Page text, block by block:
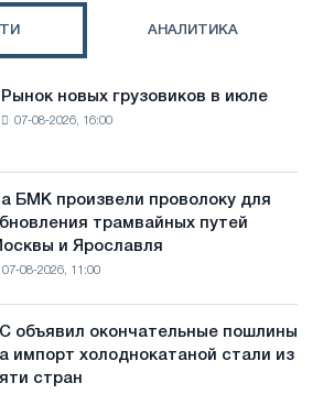
АНАЛИТИКА
Рынок новых грузовиков в июле
07-08-2026, 16:00
БМК произвели проволоку для
трамвайных путей
и Ярославля
07-08-2026, 11:00
объявил окончательные пошлины
импорт холоднокатаной стали из
стран